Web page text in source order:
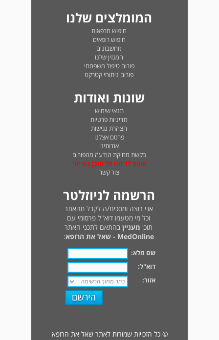
המומלצים שלנו
חיפוש מרפאות
חיפוש רופאים
מחשבונים
המגזין שלנו
פורום טיפול משפחתי
פורום ניתוחי קטרקט
שונות ואודות
תנאי שימוש
מדיניות פרטיות
הצהרת נגישות
פרסם אצלנו
אודותינו
בקשת מחיקת הודעה מהפורום
טופס לדיווח על תוכן בעייתי
צור קשר
הרשמה לניוזלטר
אני רוצה ומסכים/ה לקבל מהאתר
וכל מי מטעמו דוא"ל פרסומי עם
תוכן מעניין בהתאם לתכני האתר
MedOnline - שאל את הרופא
:
שם מלא:
דוא"ל:
אזור:
© כל הזכויות שמורות לאתר שאל את הרופא